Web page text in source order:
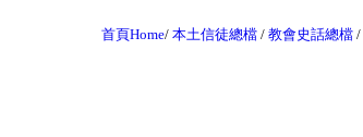
首頁Home/ 本土信徒總檔 / 教會史話總檔 /